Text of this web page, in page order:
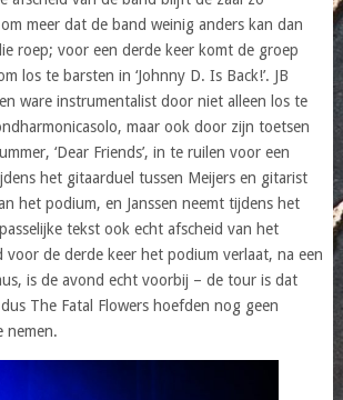
meer dat de band weinig anders kan dan
roep; voor een derde keer komt de groep
los te barsten in ‘Johnny D. Is Back!’. JB
ware instrumentalist door niet alleen los te
maar ook door zijn toetsen
‘Dear Friends’, in te ruilen voor een
het gitaarduel tussen Meijers en gitarist
het podium, en Janssen neemt tijdens het
tekst ook echt afscheid van het
voor de derde keer het podium verlaat, na een
is de avond echt voorbij – de tour is dat
The Fatal Flowers hoefden nog geen
nemen.